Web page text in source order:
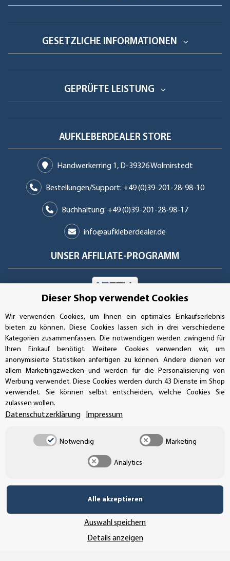
GESETZLICHE INFORMATIONEN
GEPRÜFTE LEISTUNG
AUFKLEBERDEALER STORE
Handwerkerring 1, D-39326 Wolmirstedt
Bestellungen/Support: +49 (0)39-201-28-98-10
Buchhaltung: +49 (0)39-201-28-98-17
info@aufkleberdealer.de
UNSER AFFILIATE-PROGRAMM
UNSERE ZAHLUNGSARTEN*
SSL-Verschlüsselung
UNSER VERSANDDIENSTLEISTER
Dieser Shop verwendet Cookies
Wir verwenden Cookies, um Ihnen ein optimales Einkaufserlebnis
bieten zu können. Diese Cookies lassen sich in drei verschiedene
Kategorien zusammenfassen. Die notwendigen werden zwingend für
Ihren Einkauf benötigt. Weitere Cookies verwenden wir, um
anonymisierte Statistiken anfertigen zu können. Andere dienen vor
allem Marketingzwecken und werden für die Personalisierung von
Werbung verwendet. Diese Cookies werden durch 43 Dienste im Shop
verwendet. Sie können selbst entscheiden, welche Cookies Sie
zulassen wollen.
Datenschutzerklärung Impressum
Notwendig Marketing
Analytics
Alle akzeptieren
Auswahl speichern
Details anzeigen